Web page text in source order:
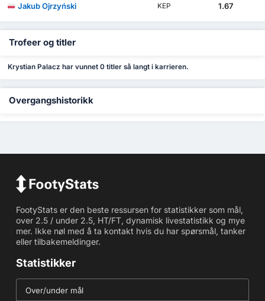
Jakub Ojrzyński KEP 1.67
Trofeer og titler
Krystian Palacz har vunnet 0 titler så langt i karrieren.
Overgangshistorikk
FootyStats er den beste ressursen for statistikker som mål,
over 2.5 / under 2.5, HT/FT, dynamisk livestatistikk og mye
mer. Ikke nøl med å ta kontakt hvis du har spørsmål, tanker
eller tilbakemeldinger.
Statistikker
Over/under mål